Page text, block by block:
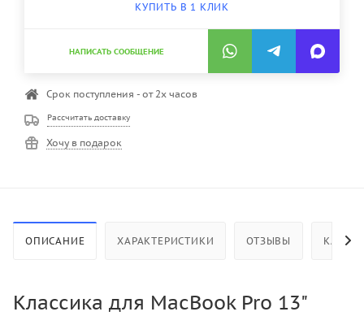
КУПИТЬ В 1 КЛИК
НАПИСАТЬ СООБЩЕНИЕ
Срок поступления - от 2х часов
Рассчитать доставку
Хочу в подарок
ОПИСАНИЕ ХАРАКТЕРИСТИКИ ОТЗЫВЫ КАК
Классика для MacBook Pro 13"